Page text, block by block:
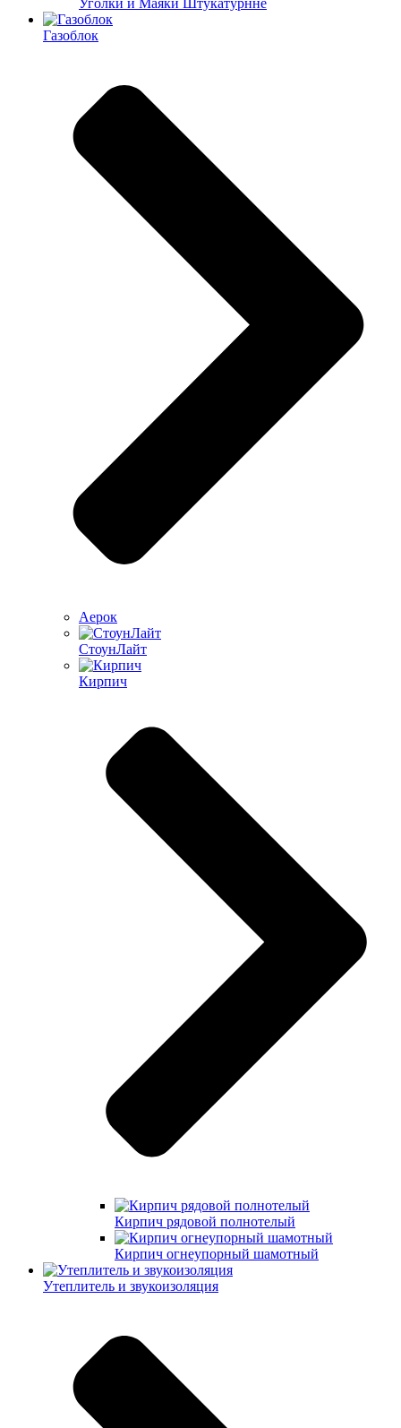
Газоблок
Аерок
СтоунЛайт
Кирпич
Кирпич рядовой полнотелый
Кирпич огнеупорный шамотный
Утеплитель и звукоизоляция